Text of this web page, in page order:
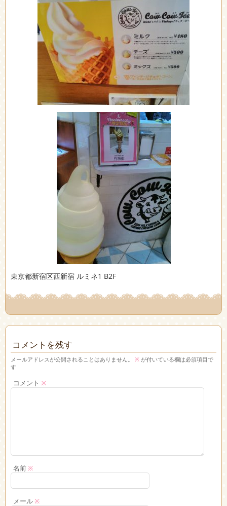
東京都新宿区西新宿 ルミネ1 B2F
コメントを残す
メールアドレスが公開されることはありません。 ※ が付いている欄は必須項目で
す
コメント ※
名前※
メール※